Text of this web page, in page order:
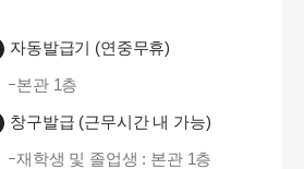
자동발급기 (연중무휴)
본관 1층
창구발급 (근무시간 내 가능)
재학생 및 졸업생 : 본관 1층